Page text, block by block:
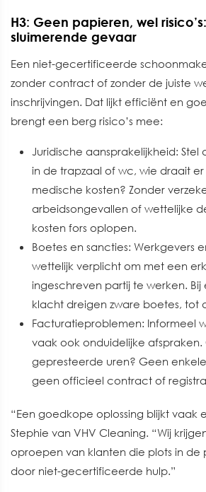
H3: Geen papieren, wel
sluimerende gevaar
Een niet-gecertificeerde
zonder contract of zonder de juiste
inschrijvingen. Dat lijkt efficiënt en
brengt een berg risico’s mee:
Juridische aansprakelijkheid:
in de trapzaal of wc, wie draait
medische kosten? Zonder
arbeidsongevallen of wettelijke
kosten fors oplopen.
Boetes en sancties: Werkgevers
wettelijk verplicht om met een
ingeschreven partij te werken.
klacht dreigen zware boetes, tot
Facturatieproblemen: Informeel
vaak ook onduidelijke
gepresteerde uren? Geen
geen officieel contract of
“Een goedkope oplossing blijkt vaak
Stephie van VHV Cleaning. “Wij
oproepen van klanten die plots in de
door niet-gecertificeerde hulp.”